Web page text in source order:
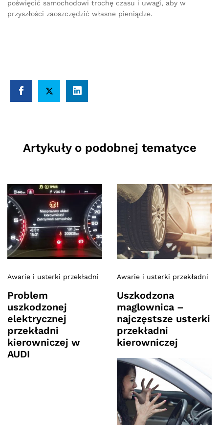
poświęcić samochodowi trochę czasu i uwagi, aby w
przyszłości zaoszczędzić własne pieniądze.
Artykuły o podobnej tematyce
Awarie i usterki przekładni
Problem
uszkodzonej
elektrycznej
przekładni
kierowniczej w
AUDI
Awarie i usterki przekładni
Uszkodzona
maglownica –
najczęstsze usterki
przekładni
kierowniczej